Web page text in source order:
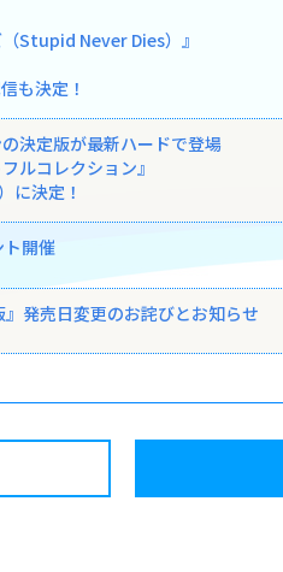
Stupid Never Dies）』
も決定！
決定版が最新ハードで登場
ルコレクション』
に決定！
ト開催
』発売日変更のお詫びとお知らせ